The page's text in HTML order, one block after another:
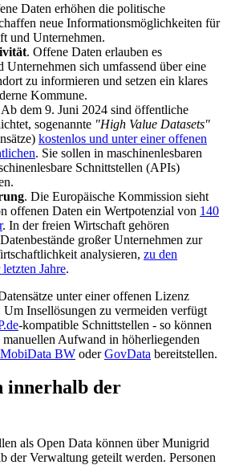
Daten erhöhen die politische
neue Informationsmöglichkeiten für
und Unternehmen.
. Offene Daten erlauben es
Unternehmen sich umfassend über eine
zu informieren und setzen ein klares
Kommune.
Ab dem 9. Juni 2024 sind öffentliche
sogenannte "High Value Datasets"
kostenlos und unter einer offenen
. Sie sollen in maschinenlesbaren
Schnittstellen (APIs)
. Die Europäische Kommission sieht
offenen Daten ein Wertpotenzial von 140
. In der freien Wirtschaft gehören
großer Unternehmen zur
analysieren, zu den
Jahre.
unter einer offenen Lizenz
Insellösungen zu vermeiden verfügt
-kompatible Schnittstellen - so können
manuellen Aufwand in höherliegenden
MobiData BW oderGovData bereitstellen.
innerhalb der
als Open Data können über Munigrid
der Verwaltung geteilt werden. Personen